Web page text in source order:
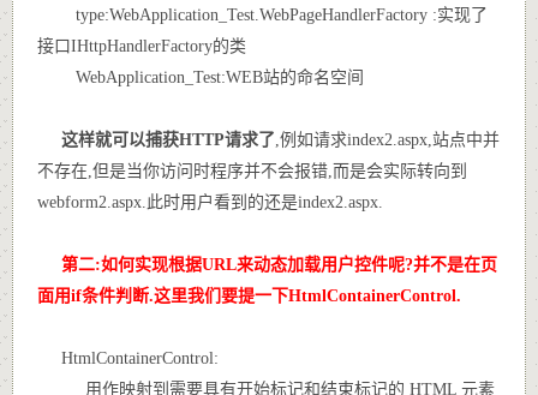
type:WebApplication_Test.WebPageHandlerFactory :实现了
接口IHttpHandlerFactory的类
WebApplication_Test:WEB站的命名空间
这样就可以捕获HTTP请求了 ,例如请求index2.aspx,站点中并
不存在,但是当你访问时程序并不会报错,而是会实际转向到
webform2.aspx.此时用户看到的还是index2.aspx.
第二:如何实现根据URL来动态加载用户控件呢?并不是在页
面用if条件判断.这里我们要提一下HtmlContainerControl.
HtmlContainerControl:
用作映射到需要具有开始标记和结束标记的 HTML 元素